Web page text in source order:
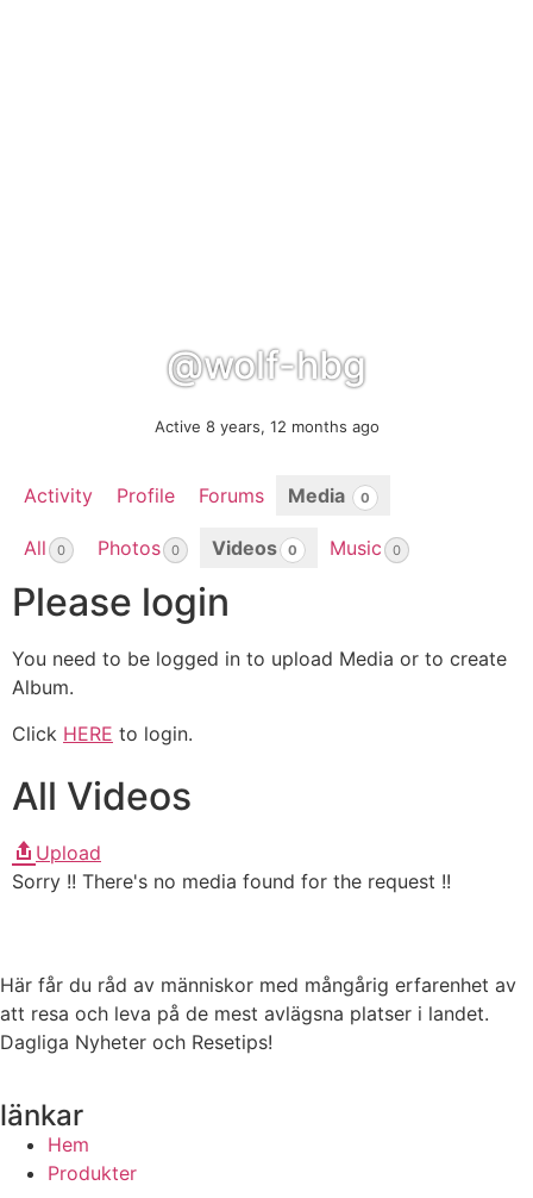
@wolf-hbg
Active 8 years, 12 months ago
Activity Profile Forums Media 0
All 0 Photos 0 Videos 0 Music 0
Please login
You need to be logged in to upload Media or to create
Album.
Click HERE to login.
All Videos
Upload
Sorry !! There's no media found for the request !!
Här får du råd av människor med mångårig erfarenhet av
att resa och leva på de mest avlägsna platser i landet.
Dagliga Nyheter och Resetips!
länkar
Hem
Produkter